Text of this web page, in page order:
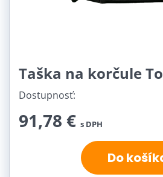
Taška na korčule
Dostupnosť:
91,78 € s DPH
Do